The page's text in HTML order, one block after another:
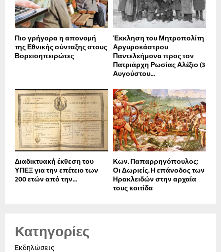
Πιο γρήγορα η απονοµή
της Εθνικής σύνταξης στους
Βορειοηπειρώτες
Έκκληση του Μητροπολίτη
Αργυροκάστρου
Παντελεήμονα προς τον
Πατριάρχη Ρωσίας Αλέξιο (3
Αυγούστου...
Διαδικτυακή έκθεση του
ΥΠΕΞ για την επέτειο των
200 ετών από την...
Κων. Παπαρρηγόπουλος:
Οι Δωριείς. Η επάνοδος των
Ηρακλειδών στην αρχαία
τους κοιτίδα
Κατηγορίες
Εκδηλώσεις